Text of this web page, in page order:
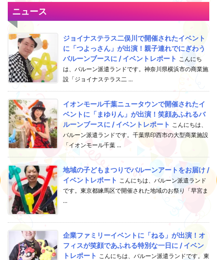
ニュース
ジョイナステラス二俣川で開催されたイベント
に「つよっさん」が出演！親子連れでにぎわう
バルーンブースに / イベントレポート
こんにち
は、バルーン派遣ランドです。神奈川県横浜市の商業施
設「ジョイナステラス二 ...
イオンモール千葉ニュータウンで開催されたイ
ベントに「まゆりん」が出演！笑顔あふれるバ
ルーンブースに / イベントレポート
こんにちは、
バルーン派遣ランドです。千葉県印西市の大型商業施設
「イオンモール千葉 ...
地域の子どもまつりでバルーンアートをお届け /
イベントレポート
こんにちは、バルーン派遣ランド
です。東京都練馬区で開催された地域のお祭り「早宮ま
...
企業ファミリーイベントに「ねる」が出演！オ
フィスが笑顔であふれる特別な一日に / イベン
トレポート
こんにちは、バルーン派遣ランドです。東